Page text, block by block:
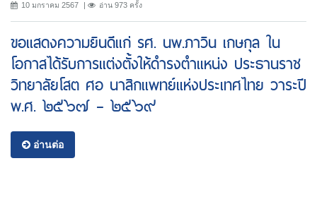
10 มกราคม 2567 อ่าน 973 ครั้ง
ขอแสดงความยินดีแก่ รศ. นพ.ภาวิน เกษกุล ใน
โอกาสได้รับการแต่งตั้งให้ดำรงตำแหน่ง ประธานราช
วิทยาลัยโสต ศอ นาสิกแพทย์แห่งประเทศไทย วาระปี
พ.ศ. ๒๕๖๗ – ๒๕๖๙
อ่านต่อ